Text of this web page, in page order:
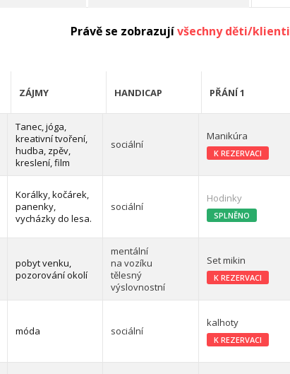
Právě se zobrazujívšechny děti/klienti
ZÁJMY HANDICAP PŘÁNÍ 1
Tanec, jóga,
kreativní tvoření,
hudba, zpěv,
kreslení, film
sociální
Manikúra
K REZERVACI
Korálky, kočárek,
panenky,
vycházky do lesa.
sociální
Hodinky
SPLNĚNO
pobyt venku,
pozorování okolí
mentální
na vozíku
tělesný
výslovnostní
Set mikin
K REZERVACI
móda sociální
kalhoty
K REZERVACI